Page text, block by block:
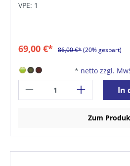
VPE: 1
69,00 €* 86,00 €*(20% gespart)
* netto zzgl.
In
Zum